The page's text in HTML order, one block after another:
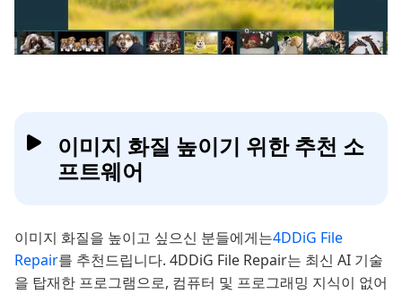
이미지 화질 높이기 위한 추천 소
프트웨어
이미지 화질을 높이고 싶으신 분들에게는4DDiG File
Repair를 추천드립니다. 4DDiG File Repair는 최신 AI 기술
을 탑재한 프로그램으로, 컴퓨터 및 프로그래밍 지식이 없어